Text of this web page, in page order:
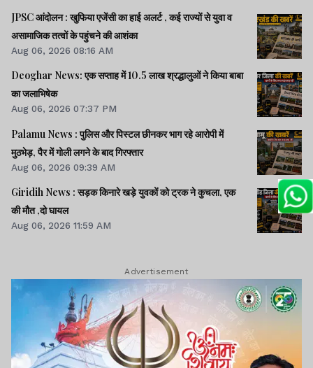
JPSC आंदोलन : खुफिया एजेंसी का हाई अलर्ट , कई राज्यों से युवा व
असामाजिक तत्वों के पहुंचने की आशंका
Aug 06, 2026 08:16 AM
Deoghar News: एक सप्ताह में 10.5 लाख श्रद्धालुओं ने किया बाबा
का जलाभिषेक
Aug 06, 2026 07:37 PM
Palamu News : पुलिस और पिस्टल छीनकर भाग रहे आरोपी में
मुठभेड़, पैर में गोली लगने के बाद गिरफ्तार
Aug 06, 2026 09:39 AM
Giridih News : सड़क किनारे खड़े युवकों को ट्रक ने कुचला, एक
की मौत ,दो घायल
Aug 06, 2026 11:59 AM
Advertisement